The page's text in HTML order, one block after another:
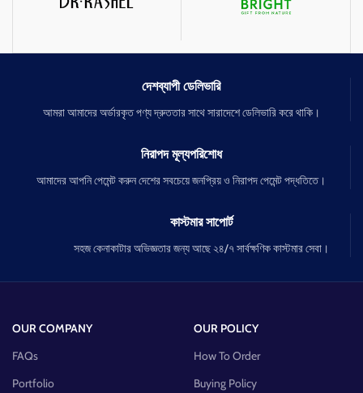
দেশব্যাপী ডেলিভারি
আমরা আমাদের অর্ডারকৃত পণ্য দ্রুততার সাথে সারাদেশে ডেলিভারি করে থাকি।
নিরাপদ মূল্যপরিশোধ
আমাদের আপনি পেমেন্ট করুন দেশের সবচেয়ে জনপ্রিয় ও নিরাপদ পেমেন্ট পদ্ধতিতে।
কাস্টমার সাপোর্ট
সহজ কেনাকাটার অভিজ্ঞতার জন্য আছে ২৪/৭ সার্বক্ষণিক কাস্টমার সেবা।
OUR COMPANY
FAQs
Portfolio
OUR POLICY
How To Order
Buying Policy